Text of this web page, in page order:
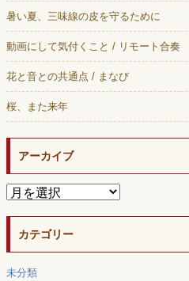
暑い夏、三味線の皮を守るために
動画にして気付くこと / リモート合奏
花と音との共通点 / まなび
桜、また来年
アーカイブ
カテゴリー
未分類